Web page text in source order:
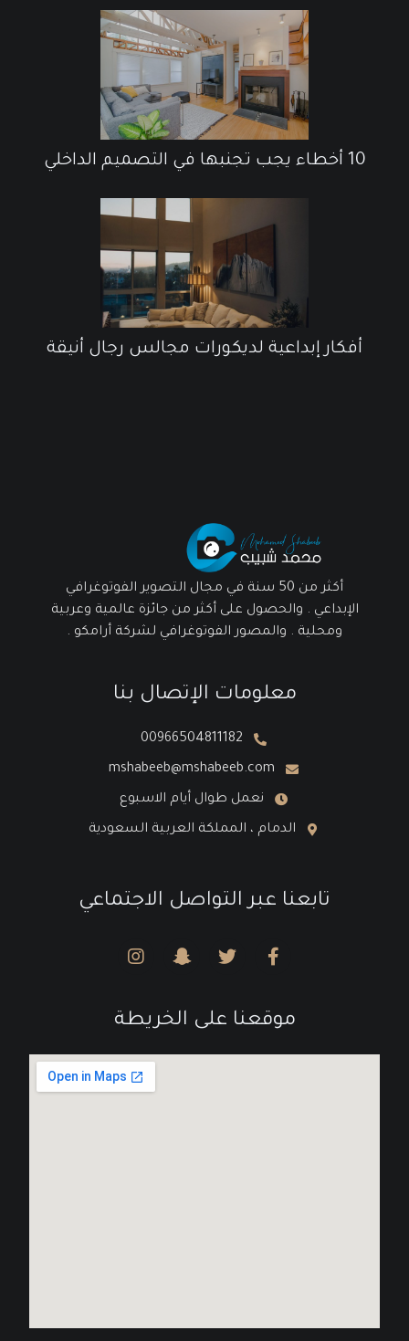
10 أخطاء يجب تجنبها في التصميم الداخلي
أفكار إبداعية لديكورات مجالس رجال أنيقة
أكثر من 50 سنة في مجال التصوير الفوتوغرافي
الإبداعي . والحصول على أكثر من جائزة عالمية وعربية
ومحلية . والمصور الفوتوغرافي لشركة أرامكو .
معلومات الإتصال بنا
00966504811182
mshabeeb@mshabeeb.com
نعمل طوال أيام الاسبوع
الدمام ، المملكة العربية السعودية
تابعنا عبر التواصل الاجتماعي
موقعنا على الخريطة